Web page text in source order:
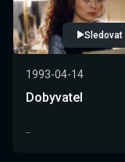
Sledovat
1993-04-14
Dobyvatel
--